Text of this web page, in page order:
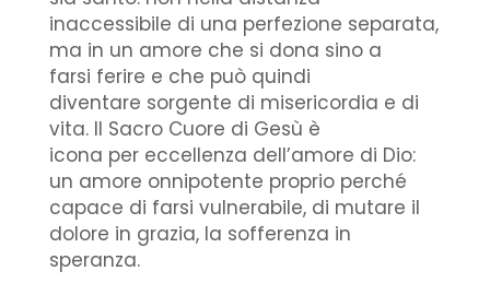
inaccessibile di una perfezione separata,
ma in un amore che si dona sino a
farsi ferire e che può quindi
diventare sorgente di misericordia e di
vita. Il Sacro Cuore di Gesù è
icona per eccellenza dell’amore di Dio:
un amore onnipotente proprio perché
capace di farsi vulnerabile, di mutare il
dolore in grazia, la sofferenza in
speranza.